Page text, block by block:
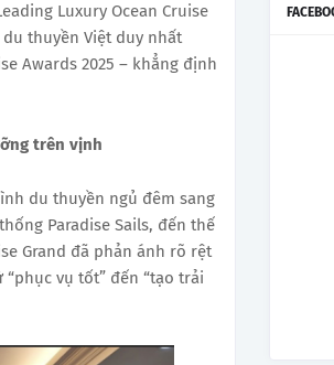
Luxury Ocean Cruise
thuyền Việt duy nhất
Awards 2025 – khẳng định
trên vịnh
du thuyền ngủ đêm sang
Paradise Sails, đến thế
Grand đã phản ánh rõ rệt
vụ tốt” đến “tạo trải